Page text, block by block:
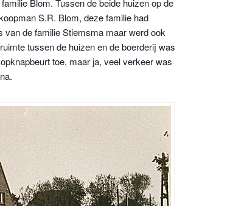
Blom. Tussen de beide huizen op de
S.R. Blom, deze familie had
van de familie Stiemsma maar werd ook
tussen de huizen en de boerderij was
toe, maar ja, veel verkeer was